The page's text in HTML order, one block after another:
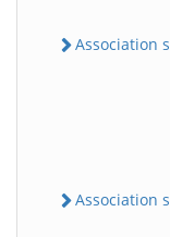
Association
Association